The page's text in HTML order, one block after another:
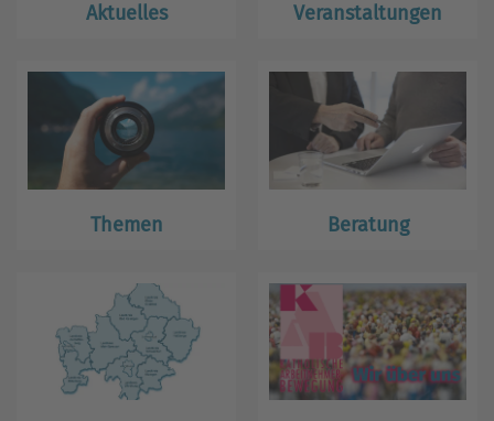
Aktuelles Veranstaltungen
Themen Beratung